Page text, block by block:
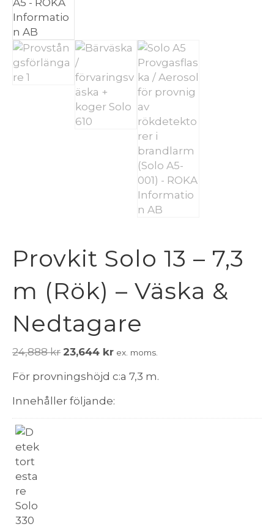
Provkit Solo 13 – 7,3
m (Rök) – Väska &
Nedtagare
24,888kr Det
priset
var:
24,888 kr.
23,644 krDet
priset
ex. moms.
För provningshöjd c:a 7,3 m.
Innehåller följande: